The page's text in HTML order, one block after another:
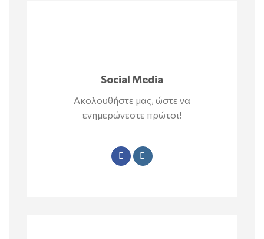
Social Media
Ακολουθήστε μας, ώστε να
ενημερώνεστε πρώτοι!